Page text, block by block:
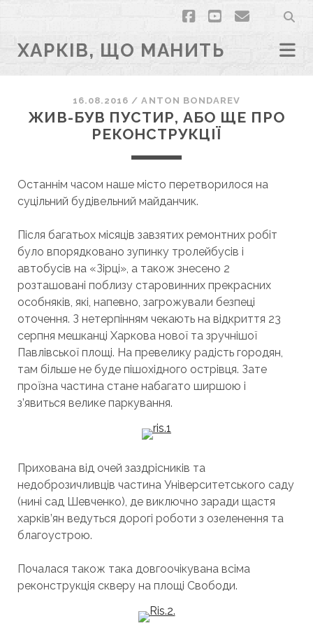
facebook
youtubeemail
ХАРКІВ, ЩО МАНИТЬ
16.08.2016 /ANTON BONDAREV
ЖИВ-БУВ ПУСТИР, АБО ЩЕ ПРО
РЕКОНСТРУКЦІЇ
Останнім часом наше місто перетворилося на
суцільний будівельний майданчик.
Після багатьох місяців завзятих ремонтних робіт
було впорядковано зупинку тролейбусів і
автобусів на «Зірці», а також знесено 2
розташовані поблизу старовинних прекрасних
особняків, які, напевно, загрожували безпеці
оточення. З нетерпінням чекають на відкриття 23
серпня мешканці Харкова нової та зручнішої
Павлівської площі. На превелику радість городян,
там більше не буде пішохідного острівця. Зате
проїзна частина стане набагато ширшою і
з’явиться велике паркування.
Прихована від очей заздрісників та
недоброзичливців частина Університетського саду
(нині сад Шевченко), де виключно заради щастя
харків’ян ведуться дорогі роботи з озеленення та
благоустрою.
Почалася також така довгоочікувана всіма
реконструкція скверу на площі Свободи.